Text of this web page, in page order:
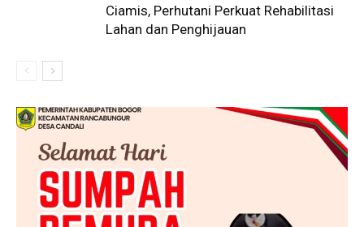
Ciamis, Perhutani Perkuat Rehabilitasi
Lahan dan Penghijauan